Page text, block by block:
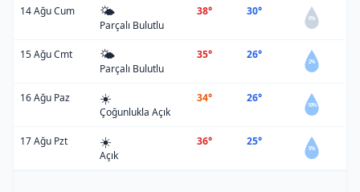
14 Ağu Cum 🌤️
Parçalı Bulutlu
38° 30°
0%
15 Ağu Cmt 🌤️
Parçalı Bulutlu
35° 26°
2%
16 Ağu Paz ☀️
Çoğunlukla Açık
34° 26°
10%
17 Ağu Pzt ☀️
Açık
36° 25°
5%